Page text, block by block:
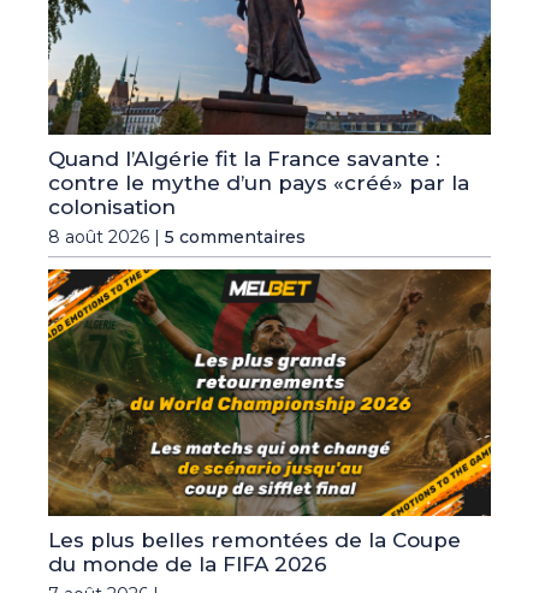
Quand l’Algérie fit la France savante :
contre le mythe d’un pays «créé» par la
colonisation
8 août 2026 | 5 commentaires
Les plus belles remontées de la Coupe
du monde de la FIFA 2026